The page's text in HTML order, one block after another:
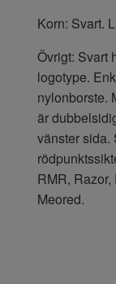
Korn: Svart.
Övrigt: Svart
logotype.
nylonborste.
är
vänster sida.
RMR,
Meored.